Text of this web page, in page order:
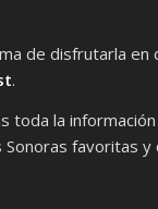
de disfrutarla en
.
toda la
favoritas y